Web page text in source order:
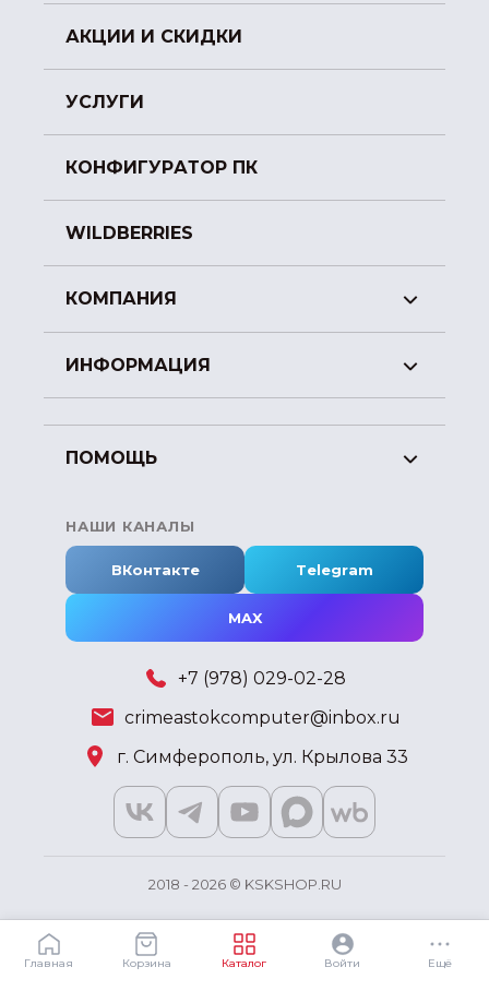
Главная Корзина Каталог Войти Ещё
АКЦИИ И СКИДКИ
УСЛУГИ
КОНФИГУРАТОР ПК
WILDBERRIES
КОМПАНИЯ
ИНФОРМАЦИЯ
ПОМОЩЬ
НАШИ КАНАЛЫ
ВКонтакте Telegram
MAX
+7 (978) 029-02-28
crimeastokcomputer@inbox.ru
г. Симферополь, ул. Крылова 33
2018 - 2026 © KSKSHOP.RU